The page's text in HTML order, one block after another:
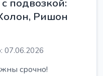
подвозкой:
Ришон
07.06.2026
срочно!